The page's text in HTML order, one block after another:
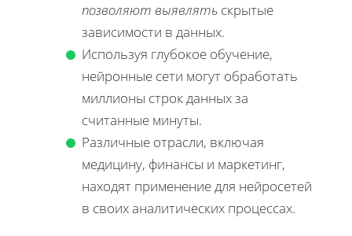
позволяют выявлять скрытые
зависимости в данных.
Используя глубокое обучение,
нейронные сети могут обработать
миллионы строк данных за
считанные минуты.
Различные отрасли, включая
медицину, финансы и маркетинг,
находят применение для нейросетей
в своих аналитических процессах.